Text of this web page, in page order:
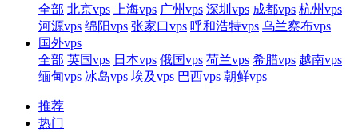
全部 北京vps 上海vps 广州vps 深圳vps 成都vps 杭州vps
河源vps 绵阳vps 张家口vps 呼和浩特vps 乌兰察布vps
国外vps
全部 英国vps 日本vps 俄国vps 荷兰vps 希腊vps 越南vps
缅甸vps 冰岛vps 埃及vps 巴西vps 朝鲜vps
推荐
热门